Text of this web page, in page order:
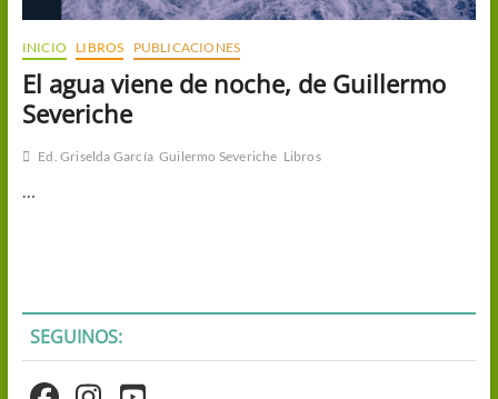
INICIO LIBROS PUBLICACIONES
El agua viene de noche, de Guillermo
Severiche
Ed. Griselda García Guilermo Severiche Libros
SEGUINOS: